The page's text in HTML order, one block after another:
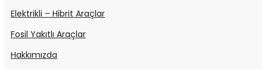
Elektrikli – Hibrit Araçlar
Fosil Yakıtlı Araçlar
Hakkımızda